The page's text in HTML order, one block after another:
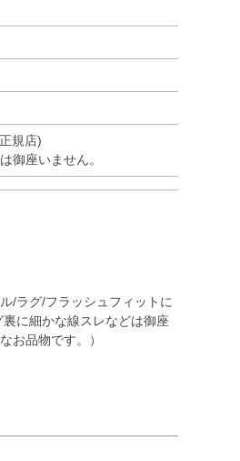
規店)
御座いません。
/ラグ/フラッシュフィットに
に細かな線スレなどは御座
お品物です。）